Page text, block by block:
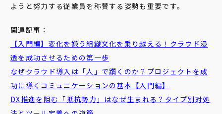
ようと努力する従業員を称賛する姿勢も重要です。
関連記事：
【入門編】 変化を嫌う組織文化を乗り越える！クラウド浸
透を成功させるための第一歩
なぜクラウド導入は「人」で躓くのか？プロジェクトを成
功に導く コミュニケーションの基本【入門編】
DX推進を阻む「抵抗勢力」はなぜ生まれる？タイプ別対処